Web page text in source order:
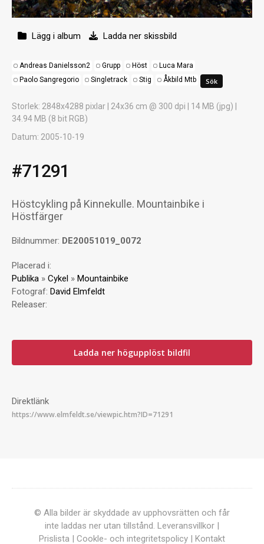
Lägg i album Ladda ner skissbild
Andreas Danielsson2 Grupp Höst
Luca Mara
Paolo Sangregorio
Singletrack Stig Åkbild Mtb
Storlek: 2848x4288 pixlar | 24x36 cm @ 300 dpi | 14 MB (jpg) |
34.94 MB (8 bit RGB)
Datum: 2005-10-19
#71291
Höstcykling på Kinnekulle. Mountainbike i
Höstfärger
Bildnummer: DE20051019_0072
Placerad i:
Publika » Cykel » Mountainbike
Fotograf: David Elmfeldt
Releaser:
Ladda ner högupplöst bildfil
Direktlänk
© Alla bilder är skyddade av upphovsrätten och får
inte laddas ner utan tillstånd. Leveransvillkor |
Prislista | Cookle- och integritetspolicy | Kontakt